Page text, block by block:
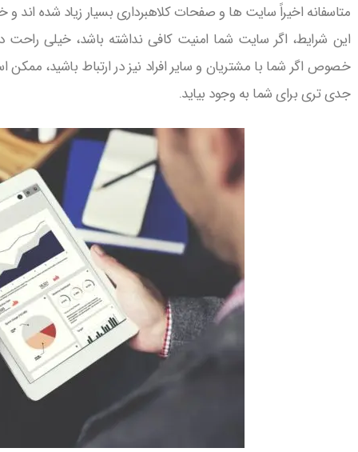
متاسفانه اخیراً سایت ها و صفحات کلاهبرداری بسیار زیاد شده اند
این شرایط، اگر سایت شما امنیت کافی نداشته باشد، خیلی راحت
خصوص اگر شما با مشتریان و سایر افراد نیز در ارتباط باشید،
جدی تری برای شما به وجود بیاید.